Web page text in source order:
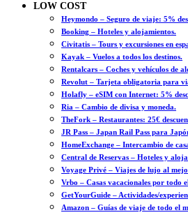
LOW COST
Heymondo – Seguro de viaje: 5%
Booking – Hoteles y alojamientos.
Civitatis – Tours y excursiones en
Kayak – Vuelos a todos los destinos.
Rentalcars – Coches y vehículos de
Revolut – Tarjeta obligatoria para
Holafly – eSIM con Internet: 5%
Ria – Cambio de divisa y moneda.
TheFork – Restaurantes: 25€
JR Pass – Japan Rail Pass para
HomeExchange – Intercambio de
Central de Reservas – Hoteles y
Voyage Privé – Viajes de lujo al
Vrbo – Casas vacacionales por todo
GetYourGuide – Actividades/
Amazon – Guías de viaje de todo el